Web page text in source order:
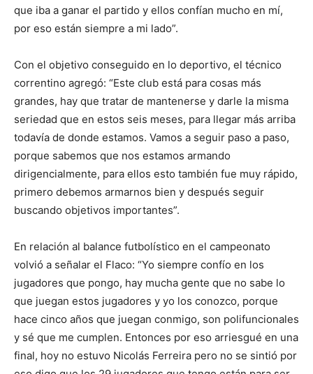
que iba a ganar el par­tido y ellos confían mucho en mí,
por eso están siempre a mi lado”.
Con el objetivo conseguido en lo de­portivo, el técnico
co­rrentino agregó: “Este club está para cosas más
grandes, hay que tratar de mantenerse y darle la misma
seriedad que en estos seis meses, para llegar más arriba
todavía de donde estamos. Vamos a seguir paso a paso,
porque sabemos que nos estamos armando
dirigencialmente, para ellos esto también fue muy rápido,
primero debe­mos armarnos bien y des­pués seguir
buscando obje­tivos importantes”.
En relación al balance fut­bolístico en el campeonato
volvió a señalar el Flaco: “Yo siempre confío en los
jugadores que pongo, hay mucha gente que no sabe lo
que juegan estos jugado­res y yo los conozco, porque
hace cinco años que juegan conmigo, son polifuncio­nales
y sé que me cumplen. Entonces por eso arriesgué en una
final, hoy no estu­vo Nicolás Ferreira pero no se sintió por